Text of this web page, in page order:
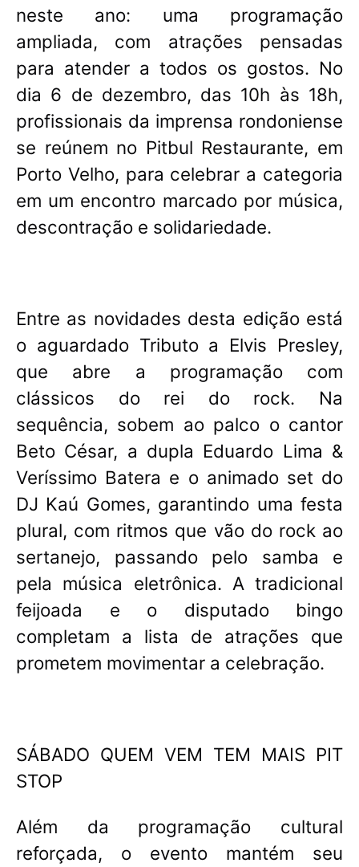
neste ano: uma programação
ampliada, com atrações pensadas
para atender a todos os gostos. No
dia 6 de dezembro, das 10h às 18h,
profissionais da imprensa rondoniense
se reúnem no Pitbul Restaurante, em
Porto Velho, para celebrar a categoria
em um encontro marcado por música,
descontração e solidariedade.
Entre as novidades desta edição está
o aguardado Tributo a Elvis Presley,
que abre a programação com
clássicos do rei do rock. Na
sequência, sobem ao palco o cantor
Beto César, a dupla Eduardo Lima &
Veríssimo Batera e o animado set do
DJ Kaú Gomes, garantindo uma festa
plural, com ritmos que vão do rock ao
sertanejo, passando pelo samba e
pela música eletrônica. A tradicional
feijoada e o disputado bingo
completam a lista de atrações que
prometem movimentar a celebração.
SÁBADO QUEM VEM TEM MAIS PIT
STOP
Além da programação cultural
reforçada, o evento mantém seu